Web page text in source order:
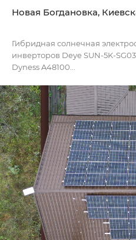
Новая Богдановка,
Гибридная солнечная
инверторов Deye SUN-5K-
Dyness A48100...